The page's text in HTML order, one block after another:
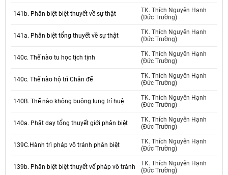
141b. Phân biệt biệt thuyết về sự thật
TK. Thích Nguyên Hạnh
(Đức Trường)
141a. Phân biệt tổng thuyết về sự thật
TK. Thích Nguyên Hạnh
(Đức Trường)
140c. Thế nào tu học tịch tịnh
TK. Thích Nguyên Hạnh
(Đức Trường)
140c. Thế nào hộ trì Chân đế
TK. Thích Nguyên Hạnh
(Đức Trường)
140B. Thế nào không buông lung trí huệ
TK. Thích Nguyên Hạnh
(Đức Trường)
140a. Phật dạy tổng thuyết giới phân biệt
TK. Thích Nguyên Hạnh
(Đức Trường)
139C.Hành trì pháp vô tránh phân biệt
TK. Thích Nguyên Hạnh
(Đức Trường)
139b. Phân biệt biệt thuyết vế pháp vô tránh
TK. Thích Nguyên Hạnh
(Đức Trường)